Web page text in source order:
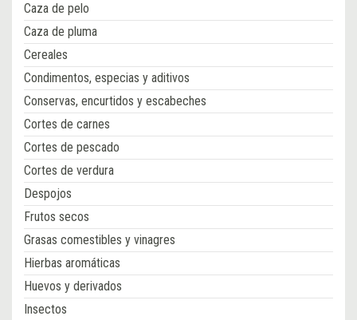
Caza de pelo
Caza de pluma
Cereales
Condimentos, especias y aditivos
Conservas, encurtidos y escabeches
Cortes de carnes
Cortes de pescado
Cortes de verdura
Despojos
Frutos secos
Grasas comestibles y vinagres
Hierbas aromáticas
Huevos y derivados
Insectos